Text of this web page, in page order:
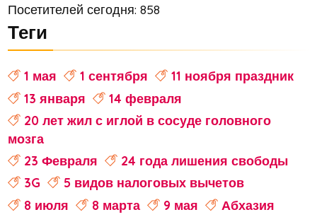
Посетителей сегодня: 858
Теги
1 мая 1 сентября
11 ноября праздник
13 января
14 февраля
20 лет жил с иглой в сосуде головного
мозга
23 Февраля
24 года лишения свободы
3G
5 видов налоговых вычетов
8 июля
8 марта 9 мая Абхазия